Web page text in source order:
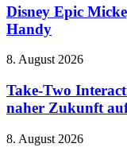
Old
Fashioned
neuen
Mickey:
Rebrushed
–
auf
Handy
Disney Epic
Handy
Take-
Interactive
CEO
sieht
Gaming
8. August 2026
Take-Two
naher Zukunft
LEGO
8. August 2026